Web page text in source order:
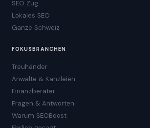
SEO Zug
Lokales SEO
Ganze Schweiz
FOKUSBRANCHEN
Treuhänder
Anwälte & Kanzleien
Finanzberater
Fragen & Antworten
Warum SEOBoost